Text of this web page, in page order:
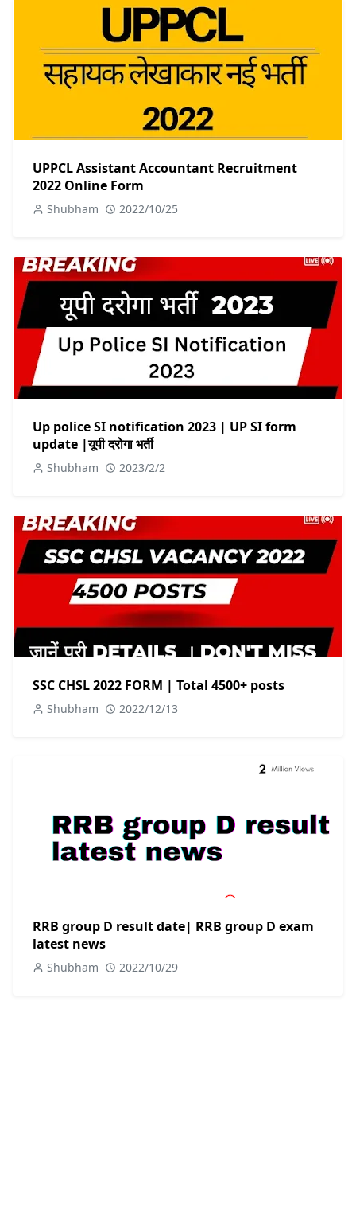
UPPCL Assistant Accountant Recruitment
2022 Online Form
Shubham 2022/10/25
Up police SI notification 2023 | UP SI form
update |यूपी दरोगा भर्ती
Shubham 2023/2/2
SSC CHSL 2022 FORM | Total 4500+ posts
Shubham 2022/12/13
RRB group D result date| RRB group D exam
latest news
Shubham 2022/10/29